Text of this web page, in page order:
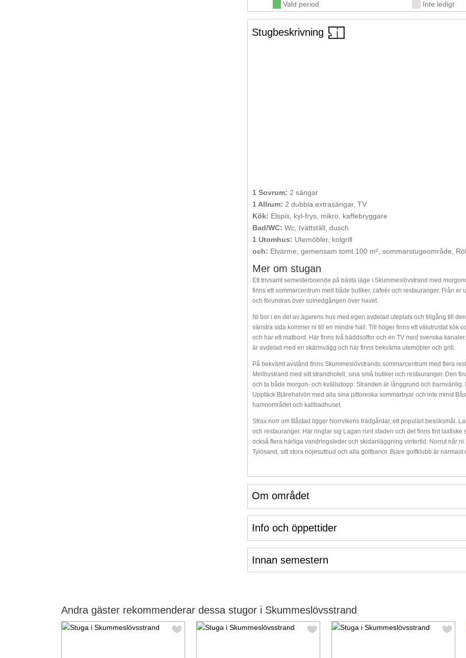
Vald period
Inte ledigt
Stugbeskrivning
1 Sovrum: 2 sängar
1 Allrum: 2 dubbla extrasängar, TV
Kök: Elspis, kyl-frys, mikro, kaffebryggare
Bad/WC: Wc, tvättställ, dusch
1 Utomhus: Utemöbler, kolgrill
och: Elvärme, gemensam tomt 100 m², sommarstugeområde,
Mer om stugan
Ett trivsamt semesterboende på bästa läge i Skummeslövstrand med
finns ett sommarcentrum med både butiker, cafeér och restauranger. Från
och förundras över solnedgången över havet.
Ni bor i en del av ägarens hus med egen avdelad uteplats och tillgång till
vänstra sida kommer ni till en mindre hall. Till höger finns ett välutrustat kök
och har ett matbord. Här finns två bäddsoffor och en TV med svenska
är avdelad med en skärmvägg och här finns bekväma utemöbler och grill.
På bekvämt avstånd finns Skummeslövstrands sommarcentrum med flera
Mellbystrand med sitt strandhotell, sina små butiker och restauranger. Den
och ta både morgon- och kvällsdopp. Stranden är långgrund och
Upptäck Bjärehalvön med alla sina pittoreska sommarbyar och inte minst
hamnområdet och kallbadhuset.
Strax norr om Båstad ligger Norrvikens trädgårdar, ett populärt besöksmål.
och restauranger. Här ringlar sig Lagan runt staden och det finns fint
också flera härliga vandringsleder och skidanläggning vintertid. Norrut når
Tylösand, sitt stora nöjesutbud och alla golfbanor. Bjäre golfklubb är närmast
Om området
Info och öppettider
Innan semestern
Andra gäster rekommenderar dessa stugor i Skummeslövsstrand